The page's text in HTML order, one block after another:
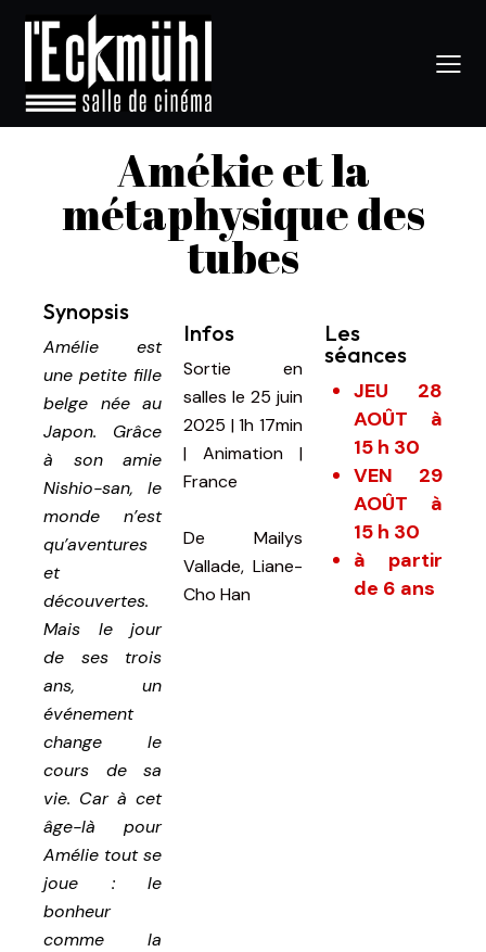
Amékie et la
métaphysique des
tubes
Synopsis
Amélie est
une petite fille
belge née au
Japon. Grâce
à son amie
Nishio-san, le
monde n’est
qu’aventures
et
découvertes.
Mais le jour
de ses trois
ans, un
événement
change le
cours de sa
vie. Car à cet
âge-là pour
Amélie tout se
joue : le
bonheur
comme la
Infos
Sortie en
salles le 25 juin
2025 |1h 17min
| Animation |
France
De Mailys
Vallade, Liane-
Cho Han
Les
séances
JEU 28
AOÛT à
15 h 30
VEN 29
AOÛT à
15 h 30
à partir
de 6 ans